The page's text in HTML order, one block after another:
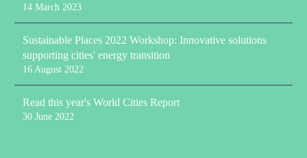
14 March 2023
Sustainable Places 2022 Workshop: Innovative solutions
supporting cities' energy transition
16 August 2022
Read this year's World Cities Report
30 June 2022